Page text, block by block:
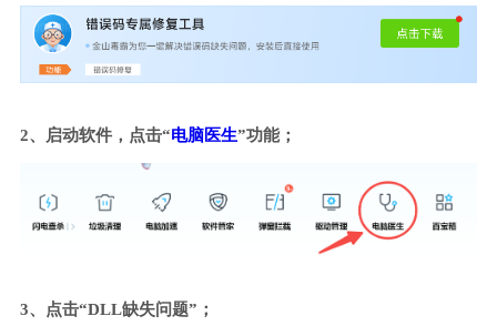
2、启动软件，点击“电脑医生”功能；
3、点击“DLL缺失问题”；